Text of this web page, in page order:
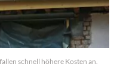
schnell höhere Kosten an.